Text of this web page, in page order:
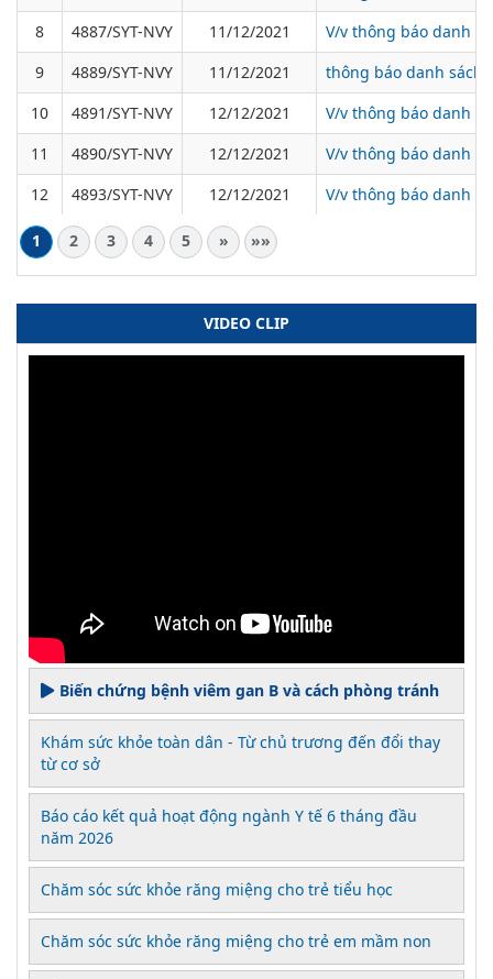
8
4887/SYT-NVY 11/12/2021
V/v thông báo danh
9
4889/SYT-NVY 11/12/2021
thông báo danh sách
10
4891/SYT-NVY 12/12/2021
V/v thông báo danh
11
4890/SYT-NVY 12/12/2021
V/v thông báo danh
12
4893/SYT-NVY 12/12/2021 V/v thông báo danh
1 2 3 4 5 » »»
VIDEO CLIP
Biến chứng bệnh viêm gan B và cách phòng tránh
Khám sức khỏe toàn dân - Từ chủ trương đến đổi thay
từ cơ sở
Báo cáo kết quả hoạt động ngành Y tế 6 tháng đầu
năm 2026
Chăm sóc sức khỏe răng miệng cho trẻ tiểu học
Chăm sóc sức khỏe răng miệng cho trẻ em mầm non